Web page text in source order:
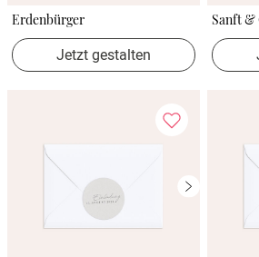
Erdenbürger
Jetzt gestalten
Sanft &